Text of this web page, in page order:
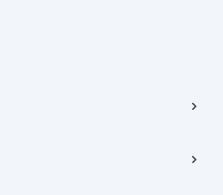
곡로 6(중학동, 트윈트리빌딩) B동 5층
동 율곡로 24, 7층, 8층 미소